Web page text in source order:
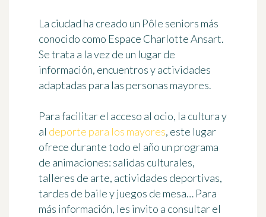
La ciudad ha creado un Pôle seniors más
conocido como Espace Charlotte Ansart.
Se trata a la vez de un lugar de
información, encuentros y actividades
adaptadas para las personas mayores.
Para facilitar el acceso al ocio, la cultura y
al deporte para los mayores, este lugar
ofrece durante todo el año un programa
de animaciones: salidas culturales,
talleres de arte, actividades deportivas,
tardes de baile y juegos de mesa… Para
más información, les invito a consultar el